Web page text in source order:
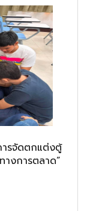
ารจัดตกแต่งตู้
างการตลาด”